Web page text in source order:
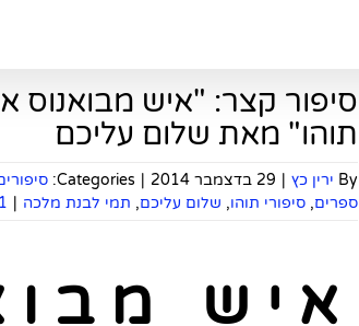
סיפור קצר: "איש מבואנוס
תוהו" מאת שלום עליכם
By ירין כץ | 29 בדצמבר 2014 |
Categories:
ספרים,סיפורי תוהו, שלום עליכם, תמי לבנת מלכה |
1 Comment
א י ש מ ב ו